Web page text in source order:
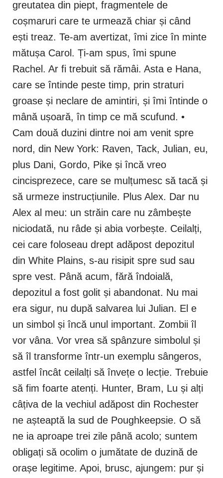
greutatea din piept, fragmentele de
coșmaruri care te urmează chiar și când
ești treaz. Te-am avertizat, îmi zice în minte
mătușa Carol. Ți-am spus, îmi spune
Rachel. Ar fi trebuit să rămâi. Asta e Hana,
care se întinde peste timp, prin straturi
groase și neclare de amintiri, și îmi întinde o
mână ușoară, în timp ce mă scufund. •
Cam două duzini dintre noi am venit spre
nord, din New York: Raven, Tack, Julian, eu,
plus Dani, Gordo, Pike și încă vreo
cincisprezece, care se mulțumesc să tacă și
să urmeze instrucțiunile. Plus Alex. Dar nu
Alex al meu: un străin care nu zâmbește
niciodată, nu râde și abia vorbește. Ceilalți,
cei care foloseau drept adăpost depozitul
din White Plains, s-au risipit spre sud sau
spre vest. Până acum, fără îndoială,
depozitul a fost golit și abandonat. Nu mai
era sigur, nu după salvarea lui Julian. El e
un simbol și încă unul important. Zombii îl
vor vâna. Vor vrea să spânzure simbolul și
să îl transforme într-un exemplu sângeros,
astfel încât ceilalți să învețe o lecție. Trebuie
să fim foarte atenți. Hunter, Bram, Lu și alți
câțiva de la vechiul adăpost din Rochester
ne așteaptă la sud de Poughkeepsie. O să
ne ia aproape trei zile până acolo; suntem
obligați să ocolim o jumătate de duzină de
orașe legitime. Apoi, brusc, ajungem: pur și